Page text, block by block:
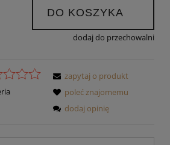
DO KOSZYKA
dodaj do przechowalni
zapytaj o produkt
poleć znajomemu
dodaj opinię